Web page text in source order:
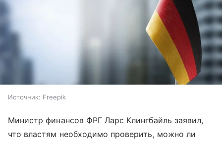
Источник: Freepik
Министр финансов ФРГ Ларс Клингбайль заявил,
что властям необходимо проверить, можно ли